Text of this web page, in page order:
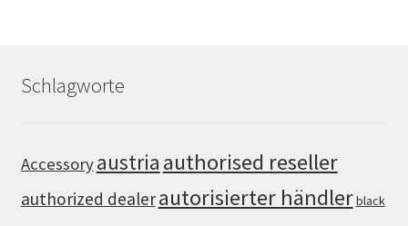
Schlagworte
Accessoryaustria authorised reseller
authorized dealerautorisierter händlerblack